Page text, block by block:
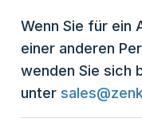
Wenn Sie für ein
einer anderen
wenden Sie sich
unter